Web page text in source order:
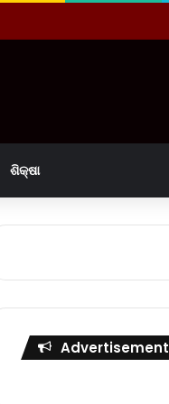
ଶିକ୍ଷା
Advertisement